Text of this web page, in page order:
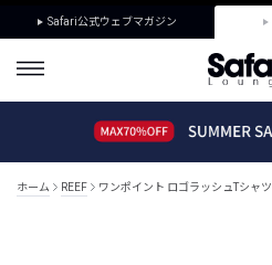
Safari公式ウェブマガジン
ホーム REEF ワンポイント ロゴラッシュTシャツ